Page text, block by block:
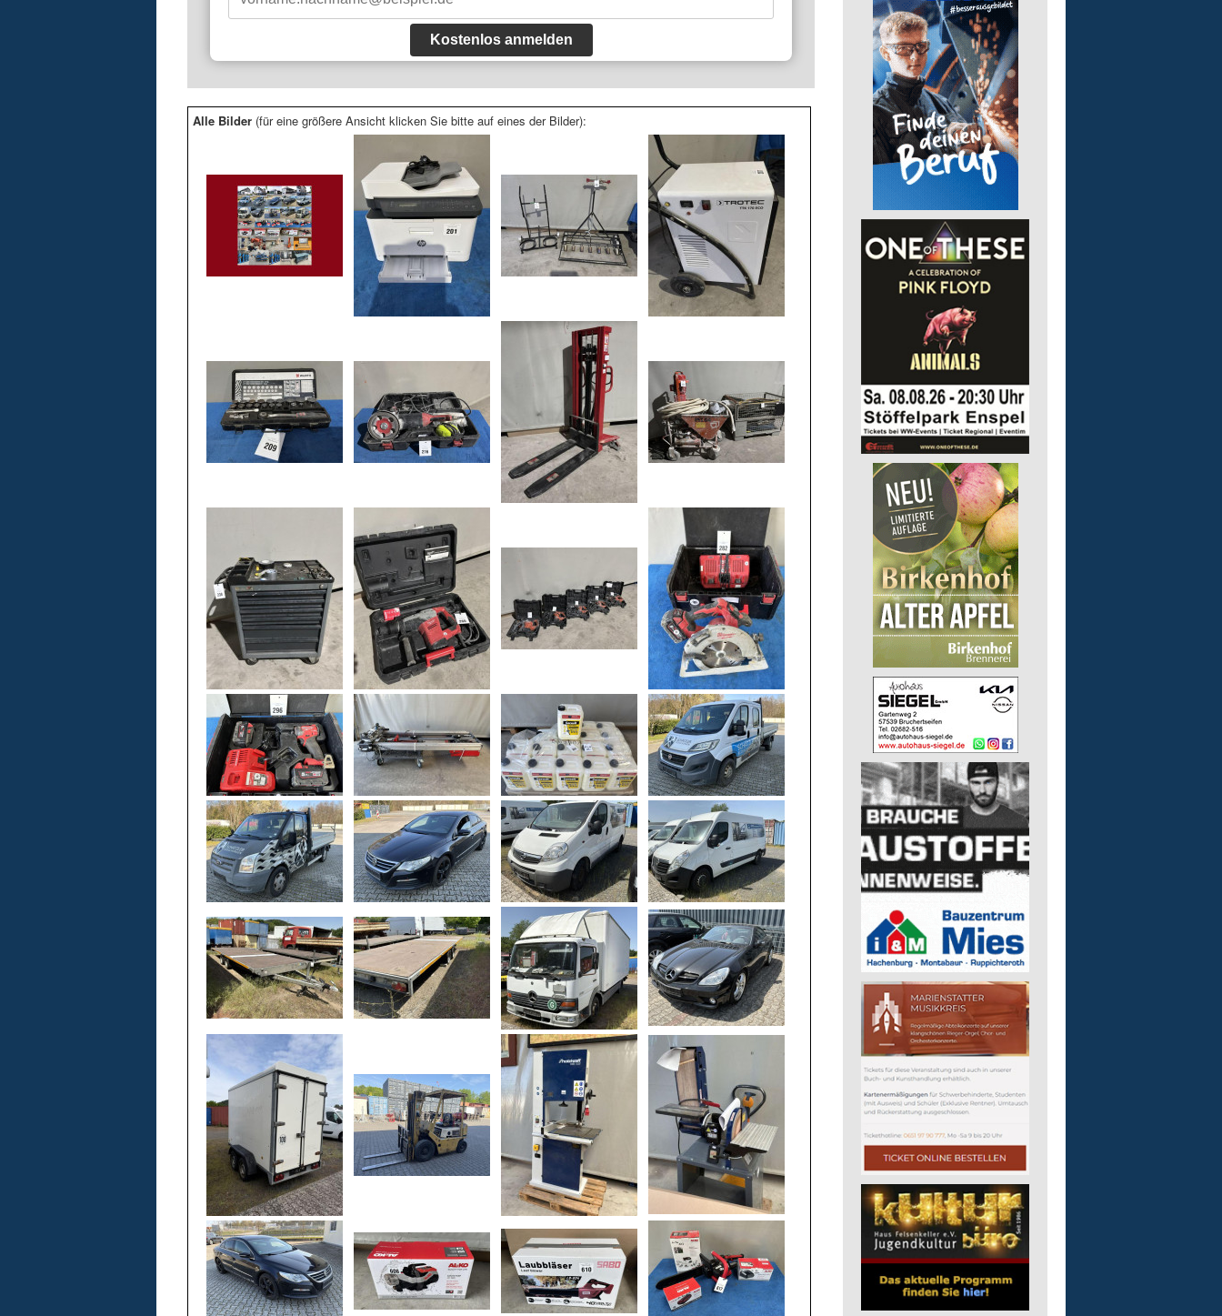
Kostenlos anmelden
Alle Bilder (für eine größere Ansicht klicken Sie bitte auf eines der Bilder):